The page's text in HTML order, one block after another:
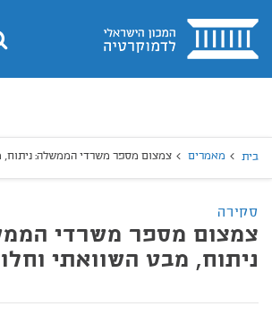
בית
בית מאמרים צמצום מספר משרדי הממשלה: ניתוח,
סקירה
צמצום מספר משרדי
ניתוח, מבט השוואתי